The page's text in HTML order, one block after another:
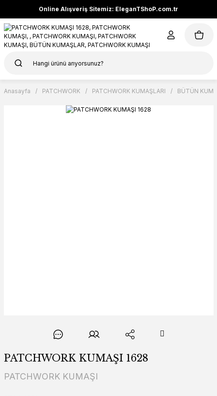
Online Alışveriş Sitemiz: EleganTShoP.com.tr
Anasayfa PATCHWORK PATCHWORK KUMAŞLARI BÜTÜN
PATCHWORK KUMAŞI 1628
PATCHWORK KUMAŞI